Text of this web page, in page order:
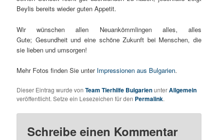
Beylis bereits wieder guten Appetit.
Wir wünschen allen Neuankömmlingen alles, alles
Gute; Gesundheit und eine schöne Zukunft bei Menschen, die
sie lieben und umsorgen!
Mehr Fotos finden Sie unter Impressionen aus Bulgarien.
Dieser Eintrag wurde vonTeam Tierhilfe BulgarienunterAllgemein
veröffentlicht. Setze ein Lesezeichen für den Permalink.
Schreibe einen Kommentar